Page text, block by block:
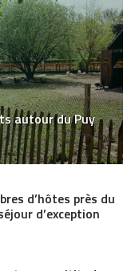
autour du Puy
d’hôtes près du
d’exception